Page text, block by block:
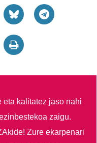
eta kalitatez jaso nahi
zaigu.
Zure ekarpenari